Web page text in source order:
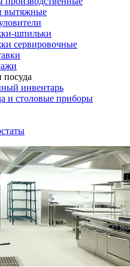
вытяжные
шпильки
сервировочные
посуда
инвентарь
и столовые приборы